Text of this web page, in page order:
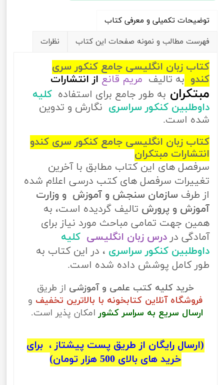
توضیحات تکمیلی و معرفی کتاب
فهرست مطالب و نمونه صفحات این کتاب
نظرات
کتاب زبان انگلیسی جامع کنکور سری
کندو به تالیف مریم قانع از انتشارات
مبتکران به طور جامع برای استفاده کلیه
داوطلبین کنکور سراسری نگارش و تدوین
شده است.
کتاب زبان انگلیسی جامع کنکور سری کندو
انتشارات مبتکران
سرفصل های این کتاب مطابق با آخرین
تغییرات سرفصل های کتب درسی اعلام شده
از طرف سازمان سنجش و آموزش و وزارت
آموزش و پرورش تالیف گردیده است، به
همین جهت تمامی مباحث مورد نیاز برای
آمادگی در درس زبان انگلیسی کلیه
داوطلبین کنکور سراسری ، در این کتاب به
طور کامل پوشش داده شده است.
خرید کلیه کتب علمی و آموزشی از طریق
فروشگاه آنلاین کتابخونه با بالاترین تخفیف و
ارسال سریع به سراسر کشور امکان پذیر است.
(ارسال رایگان از طریق پست پیشتاز ، برای
خرید های بالای 500 هزار تومان)